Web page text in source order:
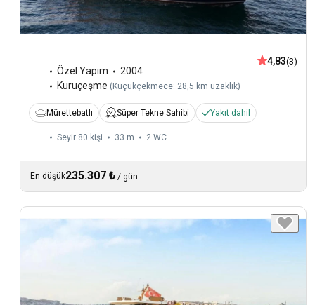
Özel Yapım
2004
Kuruçeşme ( Küçükçekmece: 28,5 km uzaklık)
4,83(3)
Mürettebatlı Süper Tekne Sahibi Yakıt dahil
Seyir 80 kişi 33 m 2 WC
En düşük235.307 ₺ / gün